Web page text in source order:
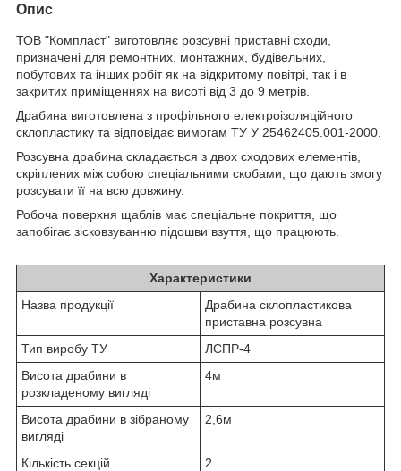
Опис
ТОВ "Компласт" виготовляє розсувні приставні сходи,
призначені для ремонтних, монтажних, будівельних,
побутових та інших робіт як на відкритому повітрі, так і в
закритих приміщеннях на висоті від 3 до 9 метрів.
Драбина виготовлена з профільного електроізоляційного
склопластику та відповідає вимогам ТУ У 25462405.001-2000.
Розсувна драбина складається з двох сходових елементів,
скріплених між собою спеціальними скобами, що дають змогу
розсувати її на всю довжину.
Робоча поверхня щаблів має спеціальне покриття, що
запобігає зісковзуванню підошви взуття, що працюють.
Характеристики
Назва продукції
Драбина склопластикова
приставна розсувна
Тип виробу ТУ
ЛСПР-4
Висота драбини в
розкладеному вигляді
4м
Висота драбини в зібраному
вигляді
2,6м
Кількість секцій
2